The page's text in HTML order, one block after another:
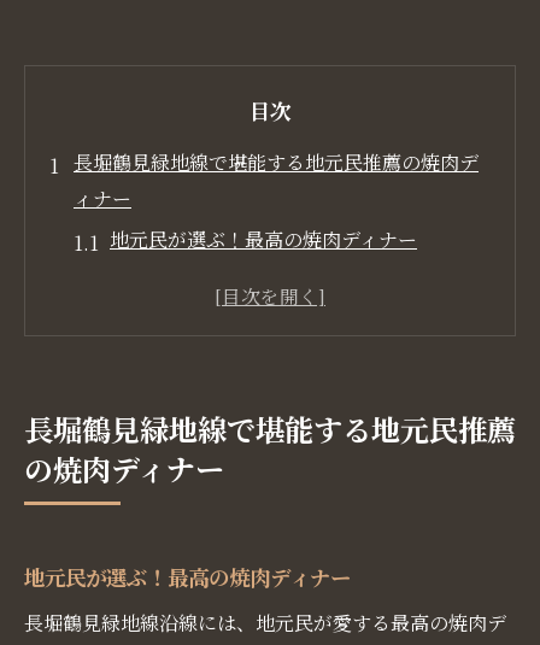
目次
長堀鶴見緑地線で堪能する地元民推薦の焼肉デ
ィナー
地元民が選ぶ！最高の焼肉ディナー
長堀鶴見緑地線で味わう最高の焼肉体験
週末ディナーに最適な焼肉店
絶品焼肉店の見つけ方
長堀鶴見緑地線で堪能する地元民推薦
の焼肉ディナー
地元民が選ぶ！最高の焼肉ディナー
長堀鶴見緑地線沿線には、地元民が愛する最高の焼肉デ